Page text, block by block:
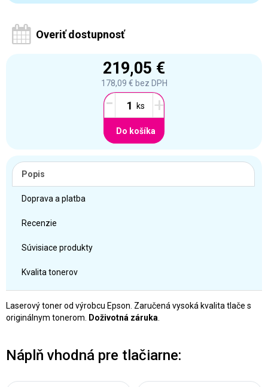
Overiť dostupnosť
219,05 €
178,09 € bez DPH
- +
Do košíka
Popis
Doprava a platba
Recenzie
Súvisiace produkty
Kvalita tonerov
Laserový toner od výrobcu Epson. Zaručená vysoká kvalita tlače s
originálnym tonerom.
Doživotná záruka
Náplň vhodná pre tlačiarne: